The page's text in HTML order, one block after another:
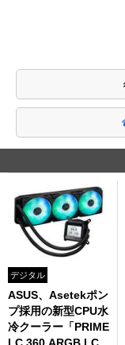
デジタル
ASUS、Asetekポン
プ採用の新型CPU水
冷クーラー「PRIME
LC 360 ARGB LC